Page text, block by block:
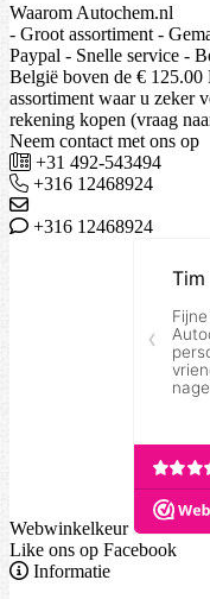
Waarom Autochem.nl
- Groot assortiment -
Paypal - Snelle service -
België boven de € 125.00
assortiment waar u zeker
rekening kopen (vraag
Neem contact met ons op
+31 492-543494
+316 12468924
+316 12468924
Webwinkelkeur
Like ons op Facebook
Informatie